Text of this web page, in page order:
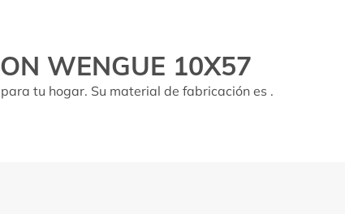
WENGUE 10X57
tu hogar. Su material de fabricación es .